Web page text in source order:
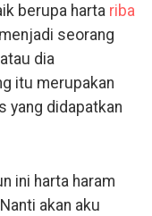
berupa harta riba
seorang
dia
itu merupakan
yang didapatkan
ini harta haram
akan aku